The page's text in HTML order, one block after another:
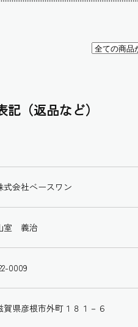
（返品など）
式会社ベースワン
室 義治
0009
賀県彦根市外町１８１－６